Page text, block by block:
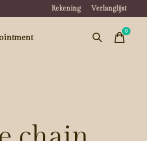
Rekening Verlanglijst
0items